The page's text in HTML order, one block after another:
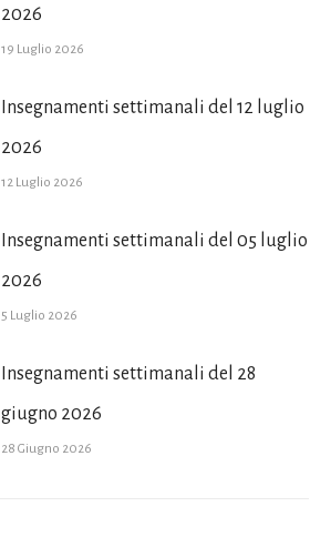
2026
19 Luglio 2026
Insegnamenti settimanali del 12 luglio
2026
12 Luglio 2026
Insegnamenti settimanali del 05 luglio
2026
5 Luglio 2026
Insegnamenti settimanali del 28
giugno 2026
28 Giugno 2026